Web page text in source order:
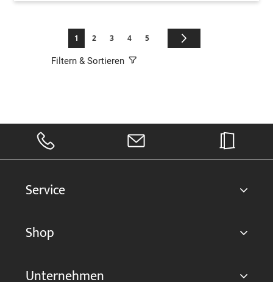
Seite
Sie lesen gerade die Seite
1 Seite
2 Seite
3 Seite
4 Seite
5
Filtern & Sortieren
Service
Shop
Unternehmen